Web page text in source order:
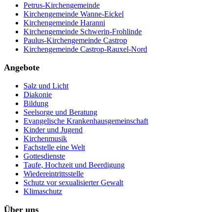
Petrus-Kirchengemeinde
Kirchengemeinde Wanne-Eickel
Kirchengemeinde Haranni
Kirchengemeinde Schwerin-Frohlinde
Paulus-Kirchengemeinde Castrop
Kirchengemeinde Castrop-Rauxel-Nord
Angebote
Salz und Licht
Diakonie
Bildung
Seelsorge und Beratung
Evangelische Krankenhausgemeinschaft
Kinder und Jugend
Kirchenmusik
Fachstelle eine Welt
Gottesdienste
Taufe, Hochzeit und Beerdigung
Wiedereintrittsstelle
Schutz vor sexualisierter Gewalt
Klimaschutz
Über uns